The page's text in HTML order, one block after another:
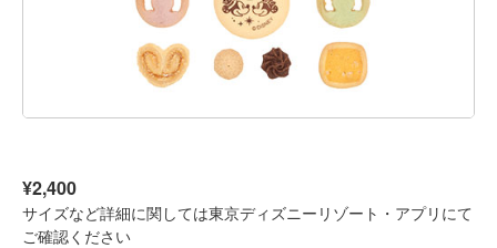
¥2,400
サイズなど詳細に関しては東京ディズニーリゾート・アプリにて
ご確認ください